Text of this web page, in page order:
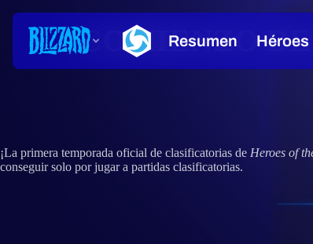
COMIENZO
¡La primera temporada oficial de clasificatorias de Heroes of
conseguir solo por jugar a partidas clasificatorias.